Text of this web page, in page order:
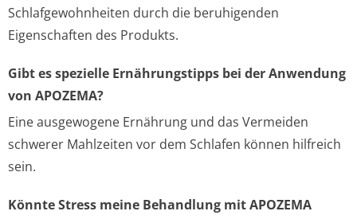
Schlafgewohnheiten durch die beruhigenden
Eigenschaften des Produkts.
Gibt es spezielle Ernährungstipps bei der Anwendung
von APOZEMA?
Eine ausgewogene Ernährung und das Vermeiden
schwerer Mahlzeiten vor dem Schlafen können hilfreich
sein.
Könnte Stress meine Behandlung mit APOZEMA